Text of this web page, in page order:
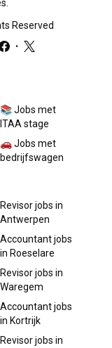
Reserved
•
📚 Jobs met
ITAA stage
🚗 Jobs met
bedrijfswagen
Revisorjobs in
Antwerpen
Accountantjobs
in Roeselare
Revisorjobs in
Waregem
Accountantjobs
in Kortrijk
Revisorjobs in